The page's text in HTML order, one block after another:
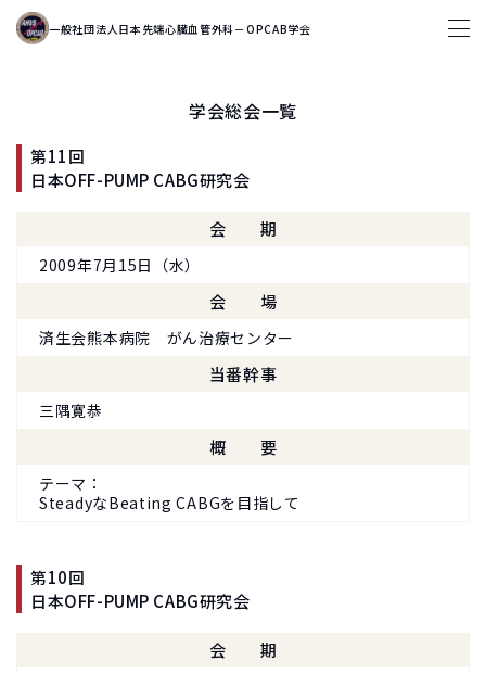
一般社団法人日本先端心臓血管外科－OPCAB学会
学会総会一覧
第11回
日本OFF-PUMP CABG研究会
会期
2009年7月15日（水）
会場
済生会熊本病院 がん治療センター
当番幹事
三隅寛恭
概要
テーマ
SteadyなBeating CABGを目指して
第10回
日本OFF-PUMP CABG研究会
会期